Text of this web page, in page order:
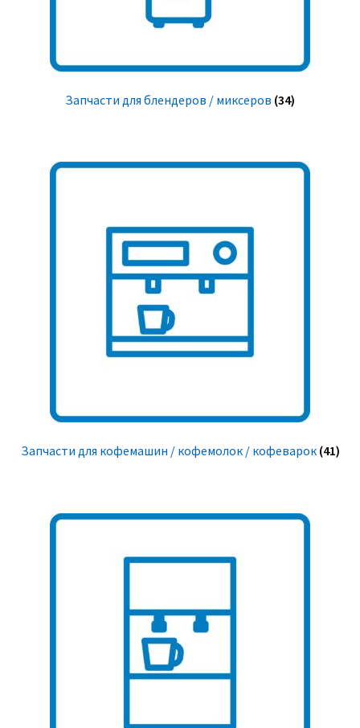
Запчасти для блендеров / миксеров (34)
Запчасти для кофемашин / кофемолок / кофеварок (41)